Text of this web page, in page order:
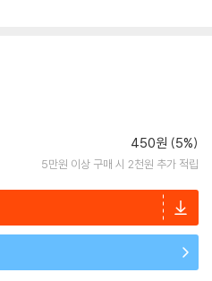
450원 (5%)
5만원 이상 구매 시 2천원 추가 적립